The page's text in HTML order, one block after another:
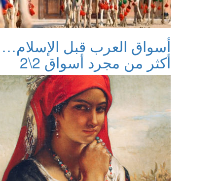
أسواق العرب قبل الإسلام…
أكثر من مجرد أسواق 2\2